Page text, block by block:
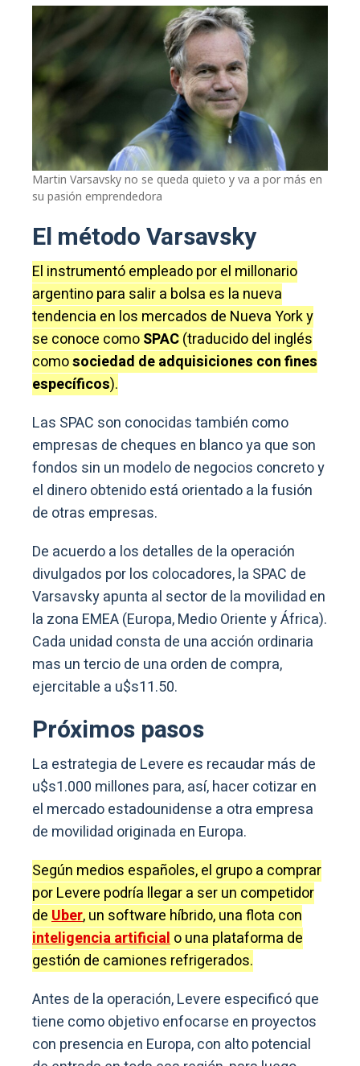
Martin Varsavsky no se queda quieto y va a por más en
su pasión emprendedora
El método Varsavsky
El instrumentó empleado por el millonario
argentino para salir a bolsa es la nueva
tendencia en los mercados de Nueva York y
se conoce comoSPAC(traducido del inglés
comosociedad de adquisiciones con fines
específicos).
Las SPAC son conocidas también como
empresas de cheques en blanco ya que son
fondos sin un modelo de negocios concreto y
el dinero obtenido está orientado a la fusión
de otras empresas.
De acuerdo a los detalles de la operación
divulgados por los colocadores, la SPAC de
Varsavsky apunta al sector de la movilidad en
la zona EMEA (Europa, Medio Oriente y África).
Cada unidad consta de una acción ordinaria
mas un tercio de una orden de compra,
ejercitable a u$s11.50.
Próximos pasos
La estrategia de Levere es recaudar más de
u$s1.000 millones para, así, hacer cotizar en
el mercado estadounidense a otra empresa
de movilidad originada en Europa.
Según medios españoles, el grupo a comprar
por Levere podría llegar a ser un competidor
deUber, un software híbrido, una flota con
inteligencia artificialo una plataforma de
gestión de camiones refrigerados.
Antes de la operación, Levere especificó que
tiene como objetivo enfocarse en proyectos
con presencia en Europa, con alto potencial